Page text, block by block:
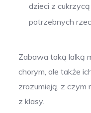
dzieci z
potrzebnych
Zabawa taką lalką
chorym, ale także
zrozumieją, z czym
z klasy.